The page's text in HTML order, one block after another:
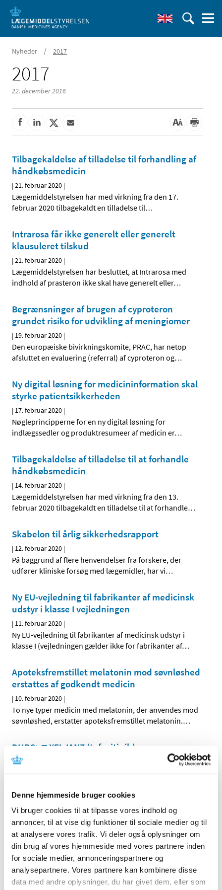
Denne hjemmeside bruger cookies
Vi bruger cookies til at tilpasse vores indhold og
annoncer, til at vise dig funktioner til sociale medier og til
at analysere vores trafik. Vi deler også oplysninger om
din brug af vores hjemmeside med vores partnere inden
for sociale medier, annonceringspartnere og
analysepartnere. Vores partnere kan kombinere disse
data med andre oplysninger, du har givet dem, eller som
Nyheder / 2017
2017
22. december 2016
Tilbagekaldelse af tilladelse til forhandling af
håndkøbsmedicin
|21. februar 2020 |
Lægemiddelstyrelsen har med virkning fra den 17.
februar 2020 tilbagekaldt en tilladelse til…
Intrarosa får ikke generelt eller generelt
klausuleret tilskud
|21. februar 2020 |
Lægemiddelstyrelsen har besluttet, at Intrarosa med
indhold af prasteron ikke skal have generelt eller…
Begrænsninger af brugen af cyproteron
grundet risiko for udvikling af meningiomer
| 19. februar 2020 |
Den europæiske bivirkningskomite, PRAC, har netop
afsluttet en evaluering (referral) af cyproteron og…
Ny digital løsning for medicininformation skal
styrke patientsikkerheden
| 17. februar 2020 |
Nøgleprincipperne for en ny digital løsning for
indlægssedler og produktresumeer af medicin er…
Tilbagekaldelse af tilladelse til at forhandle
håndkøbsmedicin
| 14. februar 2020 |
Lægemiddelstyrelsen har med virkning fra den 13.
februar 2020 tilbagekaldt en tilladelse til at forhandle…
Skabelon til årlig sikkerhedsrapport
| 12. februar 2020 |
På baggrund af flere henvendelser fra forskere, der
udfører kliniske forsøg med lægemidler, har vi…
Ny EU-vejledning til fabrikanter af medicinsk
udstyr i klasse I vejledningen
| 11. februar 2020 |
Ny EU-vejledning til fabrikanter af medicinsk udstyr i
klasse I (vejledningen gælder ikke for fabrikanter af…
Apoteksfremstillet melatonin mod søvnløshed
erstattes af godkendt medicin
| 10. februar 2020 |
To nye typer medicin med melatonin, der anvendes mod
søvnløshed, erstatter apoteksfremstillet melatonin.…
DHPC: ▼XELJANZ (tofacitinib)
|7. februar 2020
Øget risiko for venøs tromboemboli og øget risiko for
Myndighederne forbereder sig på en hurtig
godkendelse af vaccine mod coronavirus
|6. februar 2020|
Lægemiddelmyndigheder verden over støtter forskere og
virksomheder i hurtigt at udvikle en vaccine mod
DHPC: Cordarone (amiodaron) injektionsvæske